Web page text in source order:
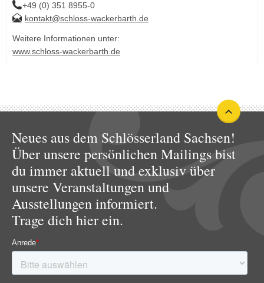
+49 (0) 351 8955-0
kontakt@schloss-wackerbarth.de
Weitere Informationen unter:
www.schloss-wackerbarth.de
Neues aus dem Schlösserland Sachsen!
Über unsere persönlichen Mailings bist
du immer aktuell und exklusiv über
unsere Veranstaltungen und
Ausstellungen informiert.
Trage dich hier ein.